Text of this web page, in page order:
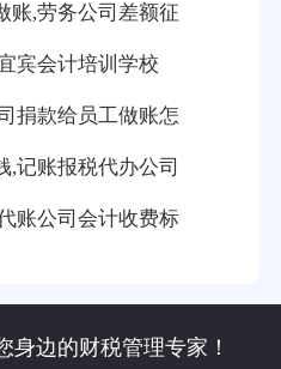
账,劳务公司差额征
宾会计培训学校
捐款给员工做账怎
,记账报税代办公司
账公司会计收费标
身边的财税管理专家！